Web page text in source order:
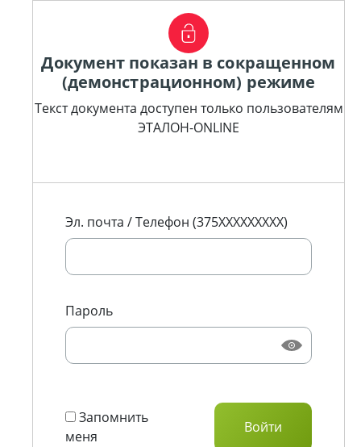
Документ показан в сокращенном
(демонстрационном) режиме
Текст документа доступен только пользователям
ЭТАЛОН-ONLINE
Эл. почта / Телефон (375XXXXXXXXX)
Пароль
Запомнить
меня